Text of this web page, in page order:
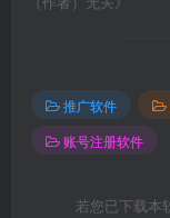
推广软件
账号注册软件
若您已下载本